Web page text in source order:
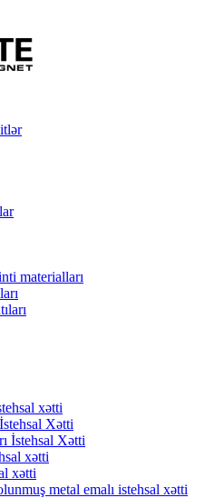
materialları
xətti
Xətti
İstehsal Xətti
xətti
xətti
metal emalı istehsal xətti